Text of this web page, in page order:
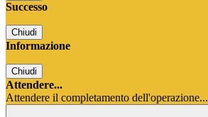
Successo
Chiudi
Informazione
Chiudi
Attendere...
Attendere il completamento dell'operazione...